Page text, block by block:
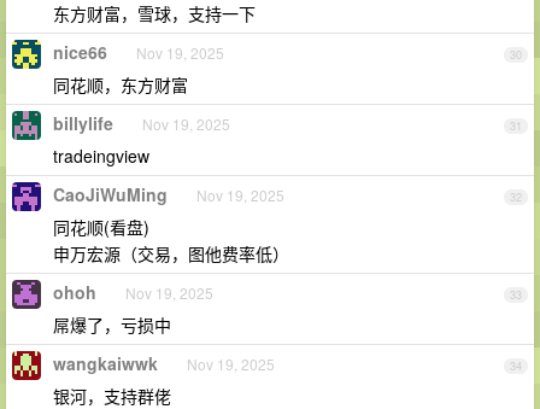
东方财富，雪球，支持一下
30
nice66 Nov 19, 2025
同花顺，东方财富
31
billylife Nov 19, 2025
tradeingview
32
CaoJiWuMing Nov 19, 2025
同花顺(看盘)
申万宏源（交易，图他费率低）
33
ohoh Nov 19, 2025
屌爆了，亏损中
34
wangkaiwwk Nov 19, 2025
银河，支持群佬